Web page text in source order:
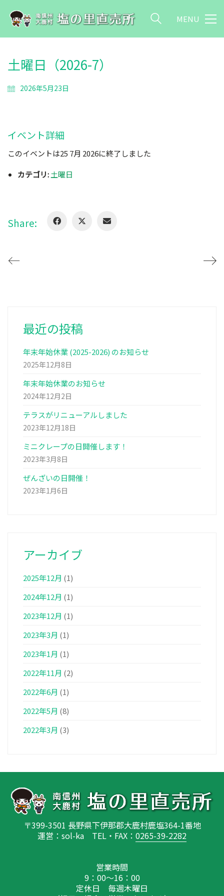
MENU
土曜日（2026-7）
2026年5月23日
イベント詳細
このイベントは25 7月 2026に終了しました
カテゴリ:土曜日
Share:
最近の投稿
年末年始休業 (2025-2026) のお知らせ
2025年12月8日
年末年始休業のお知らせ
2024年12月2日
テラスがリニューアルしました
2023年12月18日
ミニクレープの日開催します！
2023年3月8日
ぜんざいの日開催！
2023年1月6日
アーカイブ
2025年12月 (1)
2024年12月 (1)
2023年12月 (1)
2023年3月 (1)
2023年1月 (1)
2022年11月 (2)
2022年6月 (1)
2022年5月 (8)
2022年3月 (3)
〒399-3501 長野県下伊那郡大鹿村鹿塩364-1番地
運営：sol-ka TEL・FAX： 0265-39-2282
営業時間
9：00～16：00
定休日 毎週木曜日